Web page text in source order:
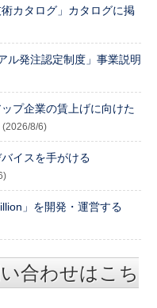
カタログ」カタログに掲
ル発注認定制度」事業説明
プ企業の賃上げに向けた
(2026/8/6)
イスを手がける
」を開発・運営する
合わせはこち